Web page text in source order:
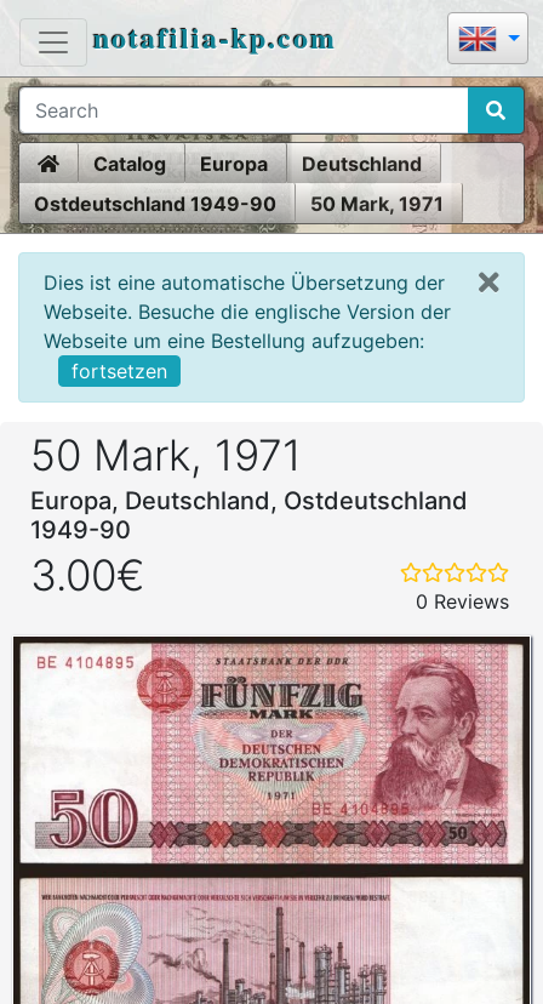
notafilia-kp.com
HomeCatalog Europa
Deutschland
Ostdeutschland 1949-90
50 Mark, 1971
Dies ist eine automatische Übersetzung der
Webseite. Besuche die englische Version der
Webseite um eine Bestellung aufzugeben:
fortsetzen
50 Mark, 1971
Europa, Deutschland, Ostdeutschland
1949-90
3.00€
0 Reviews